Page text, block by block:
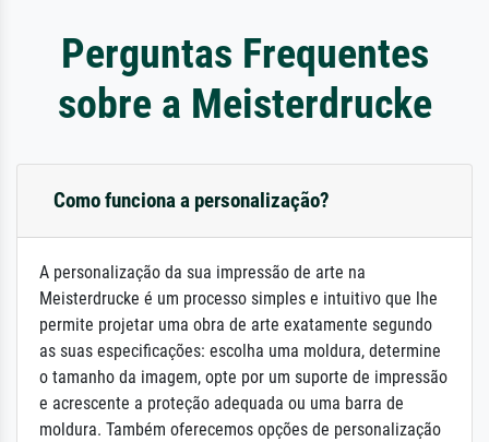
Perguntas Frequentes
sobre a Meisterdrucke
Como funciona a personalização?
A personalização da sua impressão de arte na
Meisterdrucke é um processo simples e intuitivo que lhe
permite projetar uma obra de arte exatamente segundo
as suas especificações: escolha uma moldura, determine
o tamanho da imagem, opte por um suporte de impressão
e acrescente a proteção adequada ou uma barra de
moldura. Também oferecemos opções de personalização